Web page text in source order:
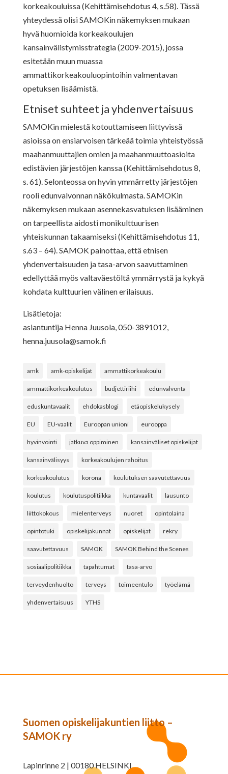
korkeakouluissa (Kehittämisehdotus 4, s.58). Tässä
yhteydessä olisi SAMOKin näkemyksen mukaan
hyvä huomioida korkeakoulujen
kansainvälistymisstrategia (2009-2015), jossa
esitetään muun muassa
ammattikorkeakouluopintoihin valmentavan
opetuksen lisäämistä.
Etniset suhteet ja yhdenvertaisuus
SAMOKin mielestä kotouttamiseen liittyvissä
asioissa on ensiarvoisen tärkeää toimia yhteistyössä
maahanmuuttajien omien ja maahanmuuttoasioita
edistävien järjestöjen kanssa (Kehittämisehdotus 8,
s. 61). Selonteossa on hyvin ymmärretty järjestöjen
rooli edunvalvonnan näkökulmasta. SAMOKin
näkemyksen mukaan asennekasvatuksen lisääminen
on tarpeellista aidosti monikulttuurisen
yhteiskunnan takaamiseksi (Kehittämisehdotus 11,
s.63 – 64). SAMOK painottaa, että etnisen
yhdenvertaisuuden ja tasa-arvon saavuttaminen
edellyttää myös valtaväestöltä ymmärrystä ja kykyä
kohdata kulttuurien välinen erilaisuus.
Lisätietoja:
asiantuntija Henna Juusola, 050-3891012,
henna.juusola@samok.fi
amk amk-opiskelijat ammattikorkeakoulu
ammattikorkeakoulutus budjettiriihi edunvalvonta
eduskuntavaalit ehdokasblogi etäopiskelukysely
EU EU-vaalit Euroopan unioni eurooppa
hyvinvointi jatkuva oppiminen kansainväliset opiskelijat
kansainvälisyys korkeakoulujen rahoitus
korkeakoulutus korona koulutuksen saavutettavuus
koulutus koulutuspolitiikka kuntavaalit lausunto
liittokokous mielenterveys nuoret opintolaina
opintotuki opiskelijakunnat opiskelijat rekry
saavutettavuus SAMOK SAMOK Behind the Scenes
sosiaalipolitiikka tapahtumat tasa-arvo
terveydenhuolto terveys toimeentulo työelämä
yhdenvertaisuus YTHS
Suomen opiskelijakuntien liitto –
SAMOK ry
Lapinrinne 2 | 00180 HELSINKI